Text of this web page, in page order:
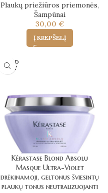
Plaukų priežiūros priemonės,
Šampūnai
30,00 €
Į KREPŠELĮ
SOLD
OUT
Kérastase Blond Absolu
Masque Ultra-Violet
drėkinamoji, geltonus šviesintų
plaukų tonus neutralizuojanti